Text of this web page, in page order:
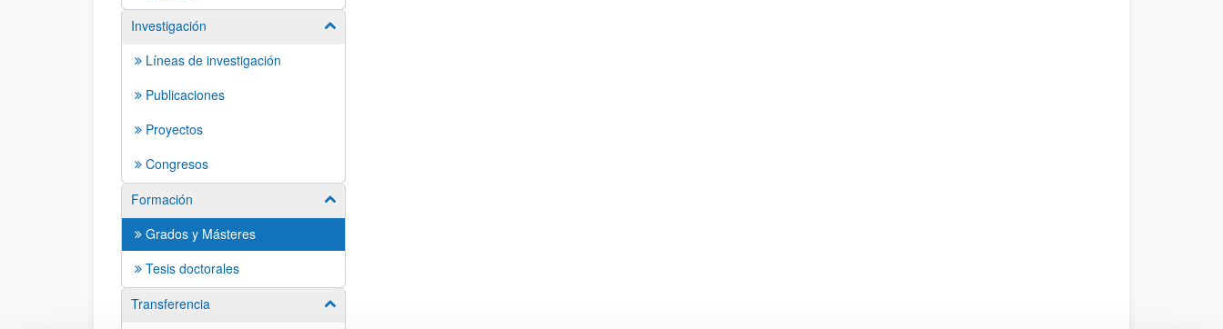
Investigación
Mostrar/ocultar subpáginas
Líneas de investigación
Publicaciones
Proyectos
Congresos
Formación
Mostrar/ocultar subpáginas
Grados y Másteres
Tesis doctorales
Transferencia
Mostrar/ocultar subpáginas